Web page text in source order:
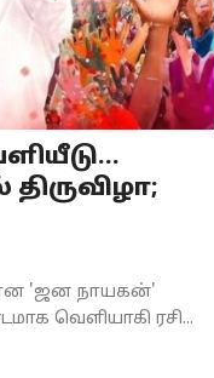
'ஜன நாயகன்'
வெளியாகி ரசி...